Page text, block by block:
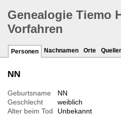
Genealogie Tiemo
Vorfahren
Personen Nachnamen Orte
NN
Geburtsname
NN
Geschlecht
weiblich
Alter beim Tod
Unbekannt